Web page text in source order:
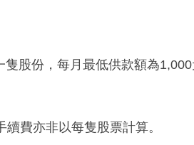
股份，每月最低供款額為
費亦非以每隻股票計算。